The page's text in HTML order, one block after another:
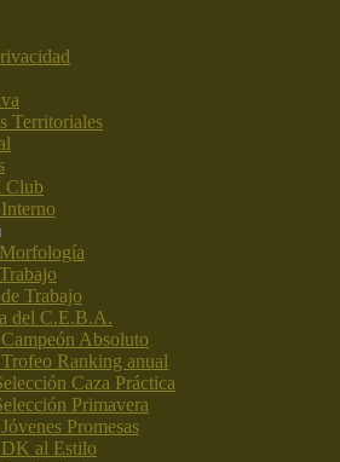
Territoriales
Club
Trabajo
del C.E.B.A.
Absoluto
Ranking anual
Caza Práctica
Primavera
Promesas
al Estilo